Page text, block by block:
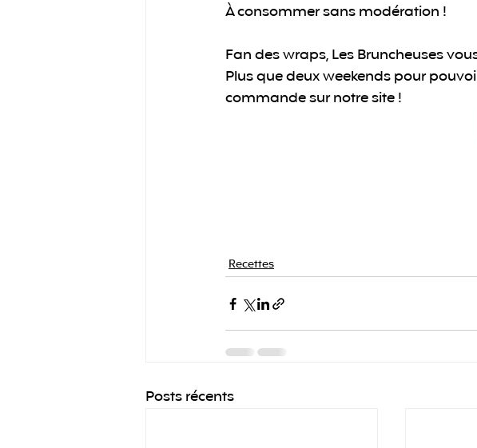
À consommer sans modération !
Fan des wraps, Les Bruncheuses
Plus que deux weekends pour
commande sur notre site !
Recettes
Posts récents